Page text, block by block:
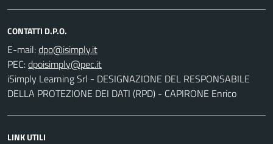
CONTATTI D.P.O.
E-mail:
PEC:
iSimply Learning Srl - DESIGNAZIONE DEL RESPONSABILE
DELLA PROTEZIONE DEI DATI (RPD) - CAPIRONE Enrico
LINK UTILI